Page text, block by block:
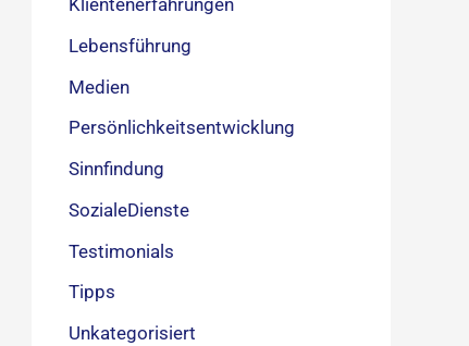
Klientenerfahrungen
Lebensführung
Medien
Persönlichkeitsentwicklung
Sinnfindung
SozialeDienste
Testimonials
Tipps
Unkategorisiert